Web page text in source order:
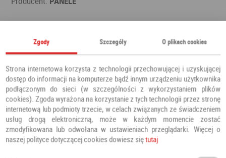
Polecamy również
Zgody Szczegóły O plikach cookies
Strona internetowa korzysta z technologii przechowującej i uzyskującej
dostęp do informacji na komputerze bądź innym urządzeniu użytkownika
podłączonym do sieci (w szczególności z wykorzystaniem plików
cookies). Zgoda wyrażona na korzystanie z tych technologii przez stronę
internetową lub podmioty trzecie, w celach związanych ze świadczeniem
usług drogą elektroniczną, może w każdym momencie zostać
zmodyfikowana lub odwołana w ustawieniach przeglądarki. Więcej o
naszej polityce dotyczącej cookies dowiesz siętutaj